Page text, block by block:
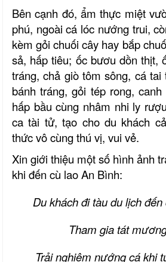
Bên cạnh đó, ẩm thực miệt
phú, ngoài cá lóc nướng trui,
kèm gỏi chuối cây hay bắp
sả, hấp tiêu; ốc bươu dồn thịt,
tráng, chả giò tôm sông, cá tai
bánh tráng, gỏi tép rong,
hấp bầu cùng nhâm nhi ly
ca tài tử, tạo cho du khách
thức vô cùng thú vị, vui vẻ.
Xin giới thiệu một số hình ảnh
khi đến cù lao An Bình:
Du khách đi tàu du lịch đến
Tham gia tát
Trải nghiệm nướng cá khi